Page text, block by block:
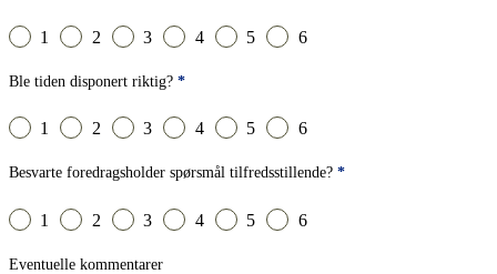
1 2 3 4 5 6
Ble tiden disponert riktig? *
1 2 3 4 5 6
Besvarte foredragsholder spørsmål tilfredsstillende? *
1 2 3 4 5 6
Eventuelle kommentarer